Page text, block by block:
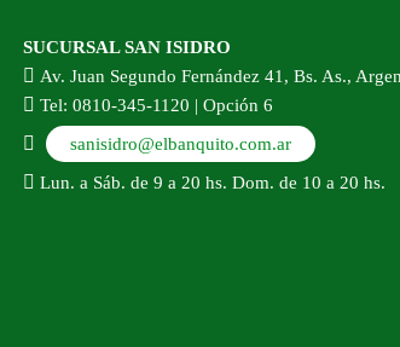
SUCURSAL SAN ISIDRO
Av. Juan Segundo Fernández 41, Bs. As.,
Tel: 0810-345-1120 | Opción 6
sanisidro@elbanquito.com.ar
Lun. a Sáb. de 9 a 20 hs. Dom. de 10 a 20 hs.